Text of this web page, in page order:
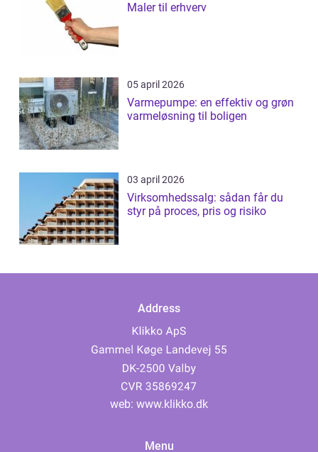
Maler til erhverv
05 april 2026
Varmepumpe: en effektiv og grøn
varmeløsning til boligen
03 april 2026
Virksomhedssalg: sådan får du
styr på proces, pris og risiko
Address
web: www.klikko.dk
Menu